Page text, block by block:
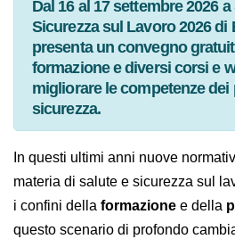
Dal 16 al 17 settembre 2026
Sicurezza sul Lavoro 2026 di
presenta un convegno
formazione e diversi corsi e
migliorare le competenze
sicurezza.
In questi ultimi anni nuove
materia di salute e sicurezza sul
ridisegnato i confini della
prevenzione. E in questo